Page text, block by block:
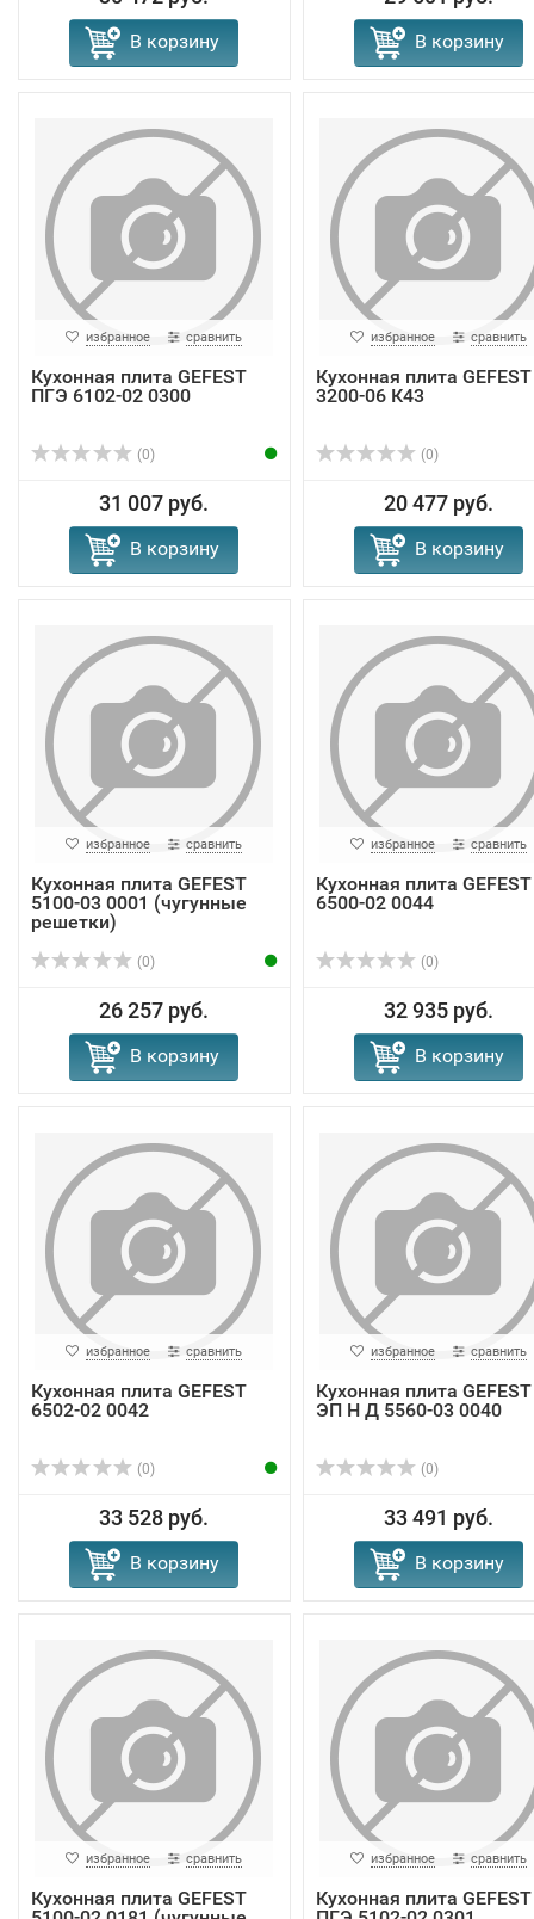
В корзину В корзину
избранное сравнить
Кухонная плита GEFEST
ПГЭ 6102-02 0300
(0)
31 007 руб.
В корзину
избранное сравнить
Кухонная плита GEFEST
3200-06 К43
(0)
20 477 руб.
В корзину
избранное сравнить
Кухонная плита GEFEST
5100-03 0001 (чугунные
решетки)
(0)
26 257 руб.
В корзину
избранное сравнить
Кухонная плита GEFEST
6500-02 0044
(0)
32 935 руб.
В корзину
избранное сравнить
Кухонная плита GEFEST
6502-02 0042
(0)
33 528 руб.
В корзину
избранное сравнить
Кухонная плита GEFEST
ЭП Н Д 5560-03 0040
(0)
33 491 руб.
В корзину
избранное сравнить
Кухонная плита GEFEST
избранное сравнить
Кухонная плита GEFEST